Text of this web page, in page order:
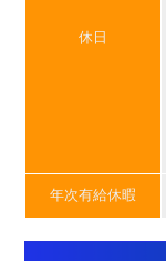
休日
年次有給休暇